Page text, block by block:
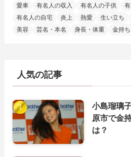
愛車
有名人の収入 有名人の子供
有名人の自宅
炎上 熱愛 生い立ち
美容
芸名・本名 身長・体重 金持ち
人気の記事
小島瑠璃
原市で金
は？